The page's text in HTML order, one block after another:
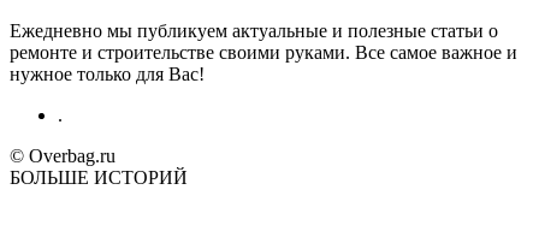
Ежедневно мы публикуем актуальные и полезные статьи о
ремонте и строительстве своими руками. Все самое важное и
нужное только для Вас!
.
© Overbag.ru
БОЛЬШЕ ИСТОРИЙ